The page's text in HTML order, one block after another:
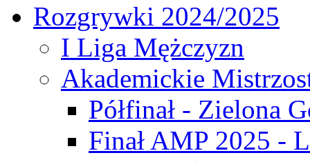
Rozgrywki 2024/2025
I Liga Mężczyzn
Akademickie
Półfinał - Zielona
Finał AMP 2025 -